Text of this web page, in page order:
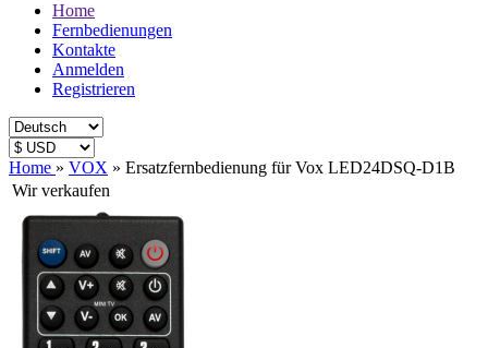
Home
Fernbedienungen
Kontakte
Anmelden
Registrieren
Home » VOX » Ersatzfernbedienung für Vox LED24DSQ-D1B
Wir verkaufen